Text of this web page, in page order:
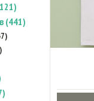
(441)